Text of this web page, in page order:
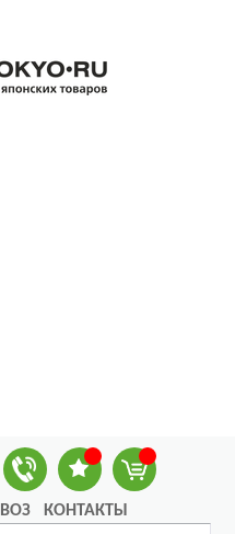
КОНТАКТЫ